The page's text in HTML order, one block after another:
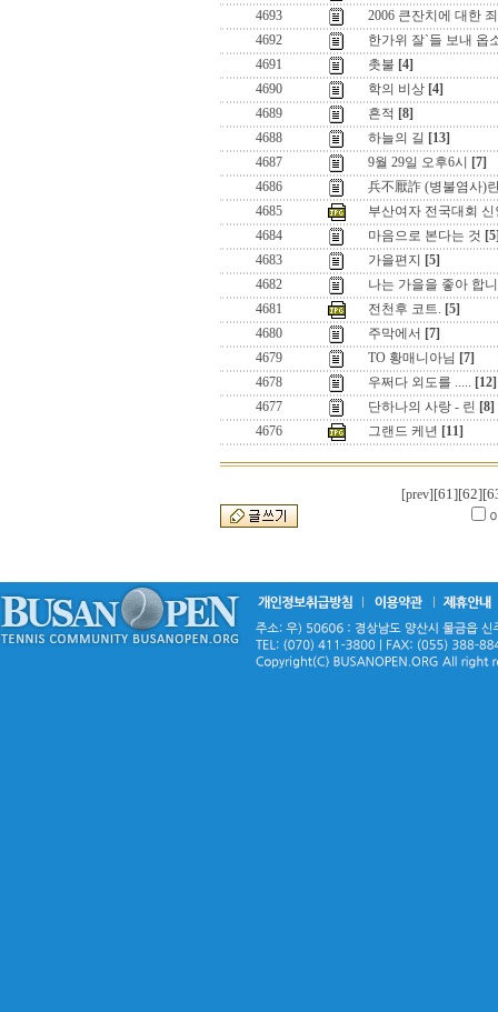
4693
2006 큰잔치에 대한
4692
한가위 잘`들 보내 옵
4691
촛불 [4]
4690
학의 비상 [4]
4689
흔적 [8]
4688
하늘의 길 [13]
4687
9월 29일 오후6시
[7]
4686
兵不厭詐 (병불염사)
4685
부산여자 전국대회
4684
마음으로 본다는 것
4683
가을편지
[5]
4682
나는 가을을 좋아 합
4681
전천후 코트. [5]
4680
주막에서 [7]
4679
TO 황매니아님 [7]
4678
우쩌다 외도를 ..... [12]
4677
단하나의 사랑 - 린 [8]
4676
그랜드 케년 [11]
[prev] [61][62]